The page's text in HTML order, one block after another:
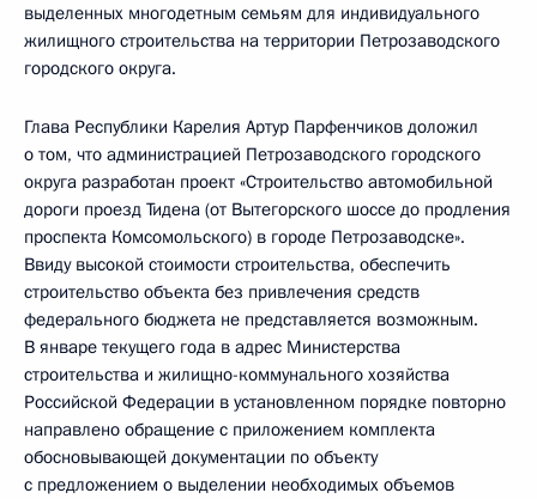
выделенных многодетным семьям для индивидуального
жилищного строительства на территории Петрозаводского
городского округа.
Глава Республики Карелия Артур Парфенчиков доложил
о том, что администрацией Петрозаводского городского
округа разработан проект «Строительство автомобильной
дороги проезд Тидена (от Вытегорского шоссе до продления
проспекта Комсомольского) в городе Петрозаводске».
Ввиду высокой стоимости строительства, обеспечить
строительство объекта без привлечения средств
федерального бюджета не представляется возможным.
В январе текущего года в адрес Министерства
строительства и жилищно-коммунального хозяйства
Российской Федерации в установленном порядке повторно
направлено обращение с приложением комплекта
обосновывающей документации по объекту
с предложением о выделении необходимых объемов